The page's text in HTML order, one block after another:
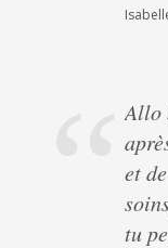
Allo
et
tu